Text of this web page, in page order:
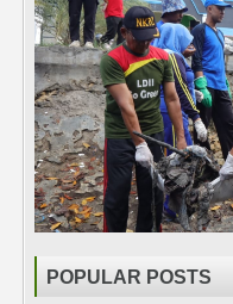
POPULAR POSTS